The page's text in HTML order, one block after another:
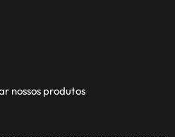
nossos produtos